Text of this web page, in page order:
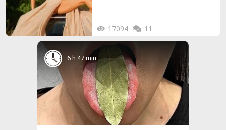
17094 11
6 h 47 min